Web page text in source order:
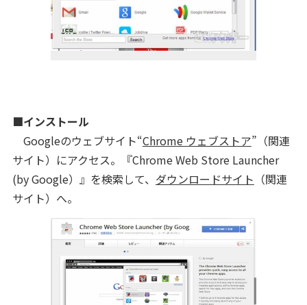
■インストール
Googleのウェブサイト“Chrome ウェブストア”（関連
サイト）にアクセス。『Chrome Web Store Launcher
(by Google）』を検索して、 ダウンロードサイト （関連
サイト）へ。